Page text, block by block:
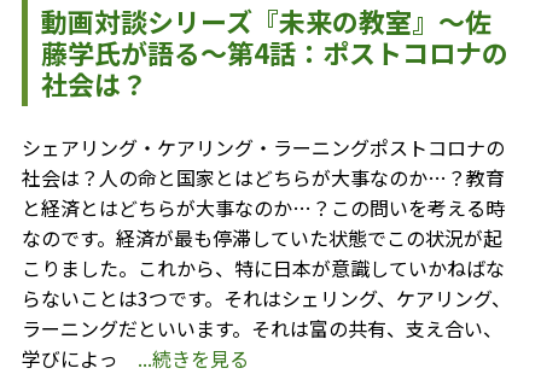
動画対談シリーズ『未来の教室』～佐
藤学氏が語る～第4話：ポストコロナの
社会は？
シェアリング・ケアリング・ラーニングポストコロナの
社会は？人の命と国家とはどちらが大事なのか…？教育
と経済とはどちらが大事なのか…？この問いを考える時
なのです。経済が最も停滞していた状態でこの状況が起
こりました。これから、特に日本が意識していかねばな
らないことは3つです。それはシェリング、ケアリング、
ラーニングだといいます。それは富の共有、支え合い、
学びによっ ...続きを見る